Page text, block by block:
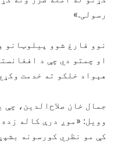
رسولی.»
نوو فارغ شوو پیلوټانو
او چمتو دي چې د
هېواد خلکو ته خدمت
جمال خان صلاح‌الدین،
وویل: «موږ درې کاله
کې مو نظري کورسونه